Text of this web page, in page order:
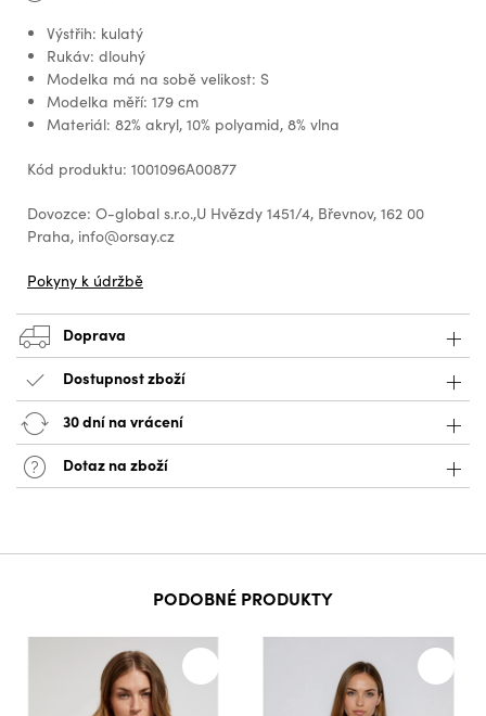
Výstřih: kulatý
Rukáv: dlouhý
Modelka má na sobě velikost: S
Modelka měří: 179 cm
Materiál: 82% akryl, 10% polyamid, 8% vlna
Kód produktu: 1001096A00877
Dovozce: O-global s.r.o.,U Hvězdy 1451/4, Břevnov, 162 00
Praha, info@orsay.cz
Pokyny k údržbě
Doprava
Dostupnost zboží
30 dní na vrácení
Dotaz na zboží
PODOBNÉ PRODUKTY